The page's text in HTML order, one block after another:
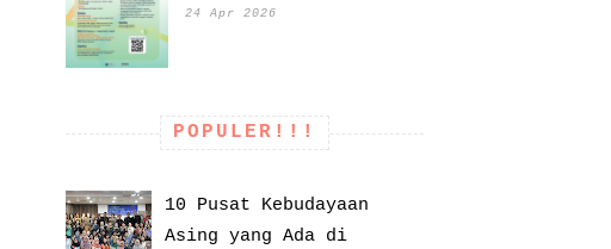
24 Apr 2026
POPULER!!!
10 Pusat Kebudayaan
Asing yang Ada di